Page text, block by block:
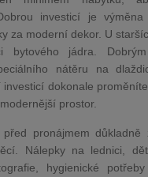
investicí je výměna
za moderní dekor. U
bytového jádra.
nátěru na
investicí dokonale
prostor.
pronájmem důkladně
Nálepky na lednici,
hygienické